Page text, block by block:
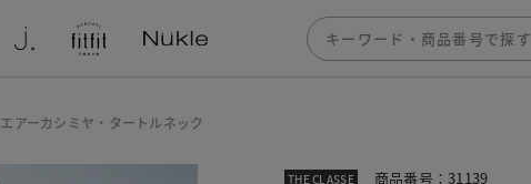
エアーカシミヤ・タートルネック
THE CLASSE 商品番号：31139